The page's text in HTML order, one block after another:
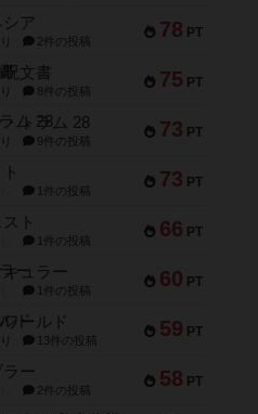
78 PT
ア
2件の投稿
75 PT
文書
8件の投稿
73 PT
・トラム 28
9件の投稿
73 PT
1件の投稿
66 PT
ト
1件の投稿
60 PT
ュラー
1件の投稿
59 PT
ールド
13件の投稿
58 PT
ー
2件の投稿